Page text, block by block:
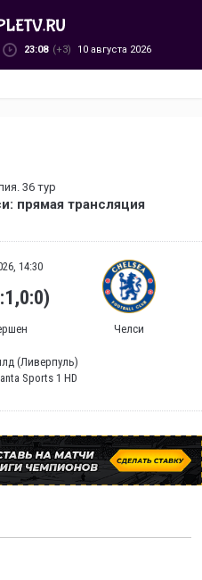
23:08 (+3) 10 августа 2026
36 тур
прямая трансляция
14:30
Челси
(Ливерпуль)
Sports 1 HD